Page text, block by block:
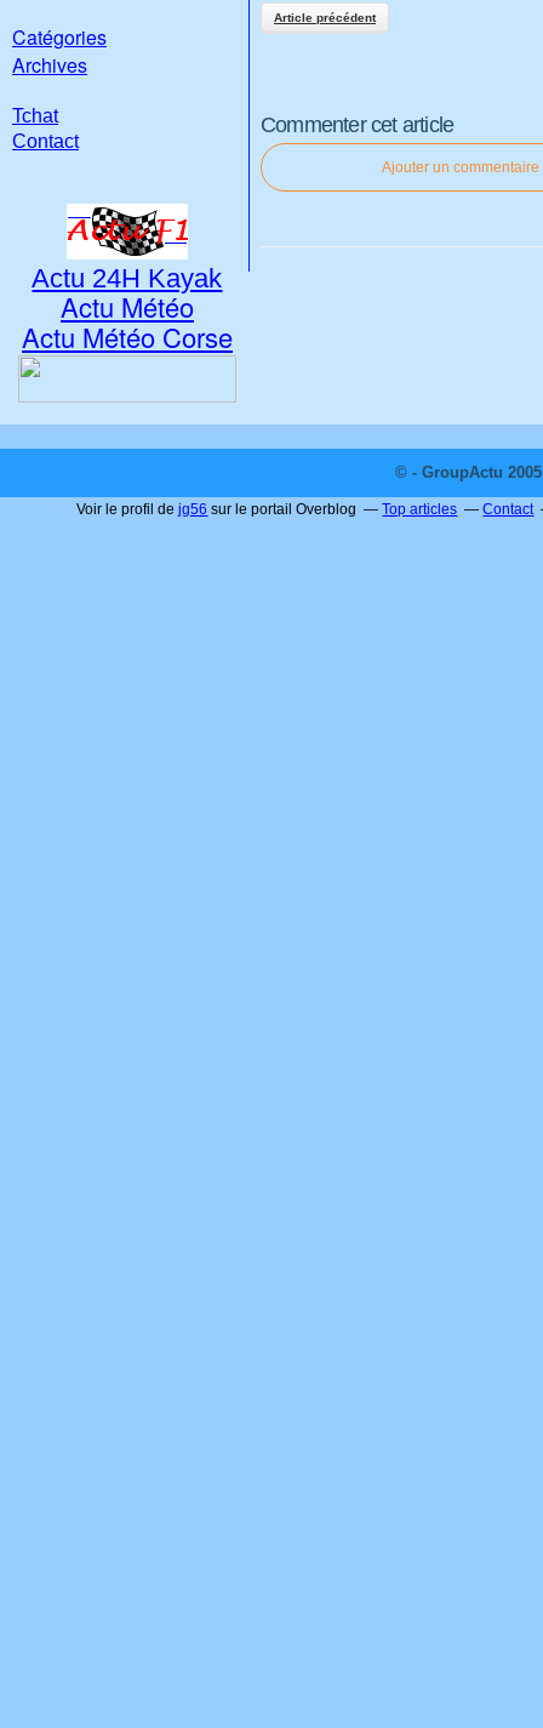
Article précédent
Commenter cet article
Ajouter un commentaire
Catégories
Archives
Tchat
Contact
Actu 24H Kayak
Actu Météo
Actu Météo Corse
© - GroupActu
Voir le profil dejg56 sur le portail Overblog Top articles Contact